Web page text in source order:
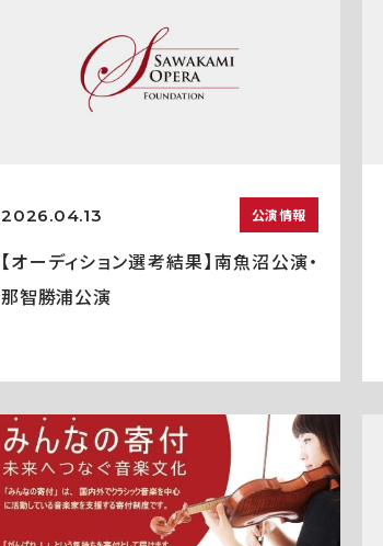
2026.04.13 公演情報
【オーディション選考結果】南魚沼公演・
那智勝浦公演